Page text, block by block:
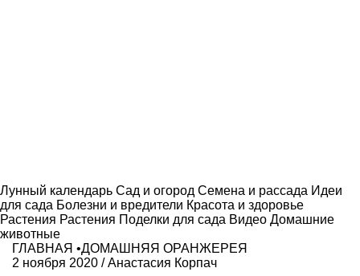
Лунный календарь Сад и огород Семена и рассада Идеи
для сада Болезни и вредители Красота и здоровье
Растения Растения Поделки для сада Видео Домашние
животные
ГЛАВНАЯ •ДОМАШНЯЯ ОРАНЖЕРЕЯ
2 ноября 2020 /Анастасия Корпач